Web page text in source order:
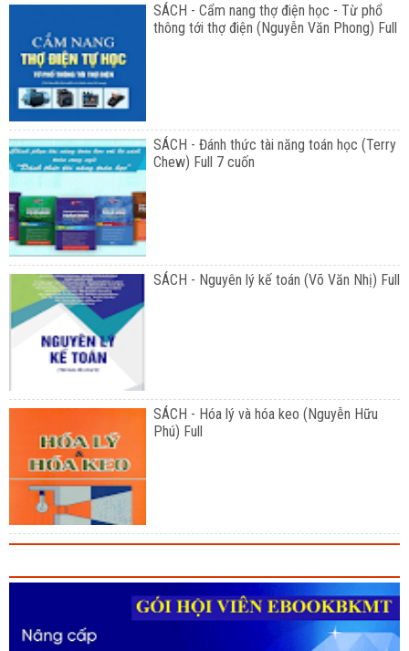
SÁCH - Cẩm nang thợ điện học - Từ phổ
thông tới thợ điện (Nguyễn Văn Phong) Full
SÁCH - Đánh thức tài năng toán học (Terry
Chew) Full 7 cuốn
SÁCH - Nguyên lý kế toán (Võ Văn Nhị) Full
SÁCH - Hóa lý và hóa keo (Nguyễn Hữu
Phú) Full